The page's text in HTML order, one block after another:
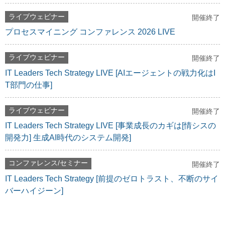
ライブウェビナー 開催終了
プロセスマイニング コンファレンス 2026 LIVE
ライブウェビナー 開催終了
IT Leaders Tech Strategy LIVE [AIエージェントの戦力化はI
T部門の仕事]
ライブウェビナー 開催終了
IT Leaders Tech Strategy LIVE [事業成長のカギは[情シスの
開発力] 生成AI時代のシステム開発]
コンファレンス/セミナー 開催終了
IT Leaders Tech Strategy [前提のゼロトラスト、不断のサイ
バーハイジーン]